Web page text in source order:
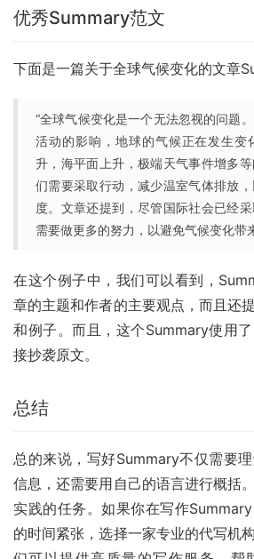
优秀Summary范文
下面是一篇关于全球气候变化的文章
“全球气候变化是一个无法忽视的问题
活动的影响，地球的气候正在发生变
升，海平面上升，极端天气事件增多
们需要采取行动，减少温室气体排放
度。文章还提到，尽管国际社会已经
需要做更多的努力，以避免气候变化带
在这个例子中，我们可以看到，
章的主题和作者的主要观点，而且还
和例子。而且，这个Summary使用
接抄袭原文。
总结
总的来说，写好Summary不仅需要
信息，还需要用自己的语言进行概括
实践的任务。如果你在写作
的时间紧张，选择一家专业的代写机